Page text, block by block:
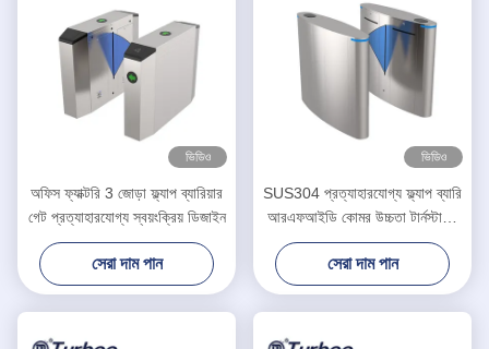
ভিডিও
অফিস ফ্যাক্টরি 3 জোড়া ফ্ল্যাপ ব্যারিয়ার
গেট প্রত্যাহারযোগ্য স্বয়ংক্রিয় ডিজাইন
সেরা দাম পান
ভিডিও
SUS304 প্রত্যাহারযোগ্য ফ্ল্যাপ ব্যারি
আরএফআইডি কোমর উচ্চতা টার্নস্টাইল
গেট সিস্টেম
সেরা দাম পান